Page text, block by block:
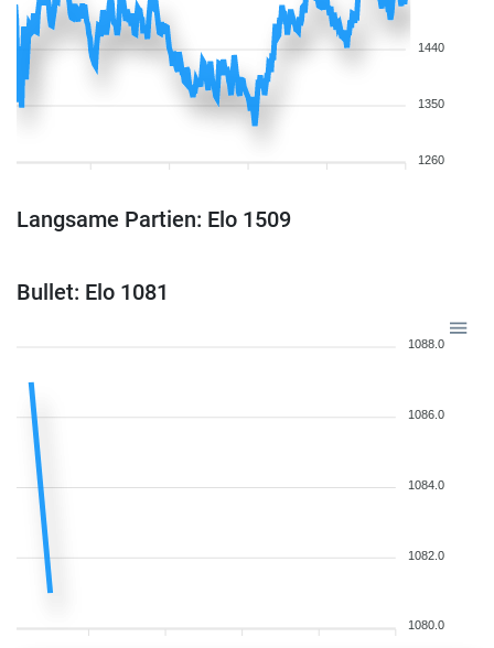
1440
1350
1260
Langsame Partien: Elo 1509
Bullet: Elo 1081
1088.0
1086.0
1084.0
1082.0
1080.0